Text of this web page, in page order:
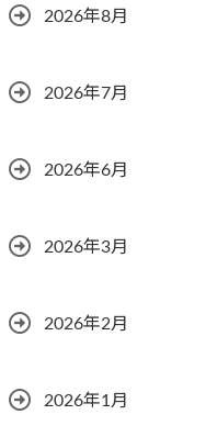
2026年8月
2026年7月
2026年6月
2026年3月
2026年2月
2026年1月